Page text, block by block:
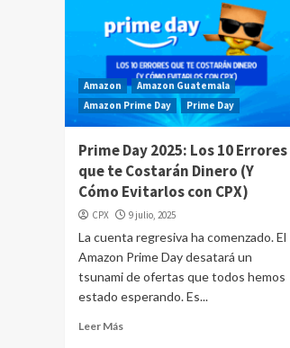
Amazon
Amazon Guatemala
Amazon Prime Day
Prime Day
Prime Day 2025: Los 10 Errores
que te Costarán Dinero (Y
Cómo Evitarlos con CPX)
CPX 9 julio, 2025
La cuenta regresiva ha comenzado. El
Amazon Prime Day desatará un
tsunami de ofertas que todos hemos
estado esperando. Es...
Leer Más